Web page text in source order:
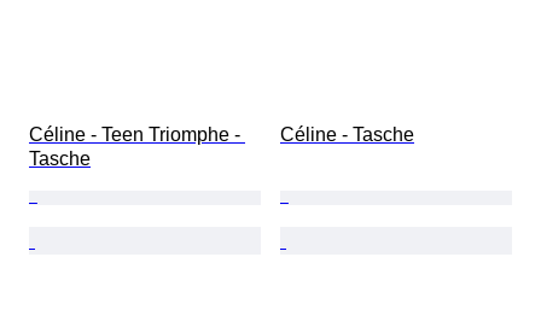
Céline - Teen Triomphe -
Tasche
Céline - Tasche